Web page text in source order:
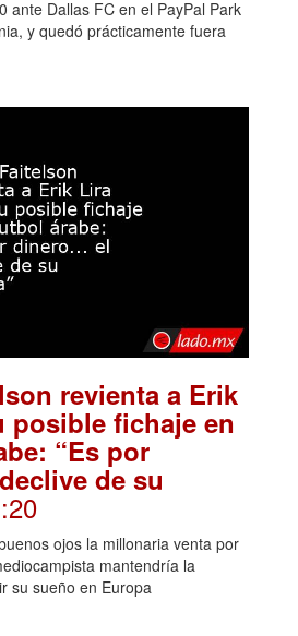
ante Dallas FC en el PayPal Park
y quedó prácticamente fuera
revienta a Erik
posible fichaje en
“Es por
de su
ojos la millonaria venta por
mantendría la
su sueño en Europa